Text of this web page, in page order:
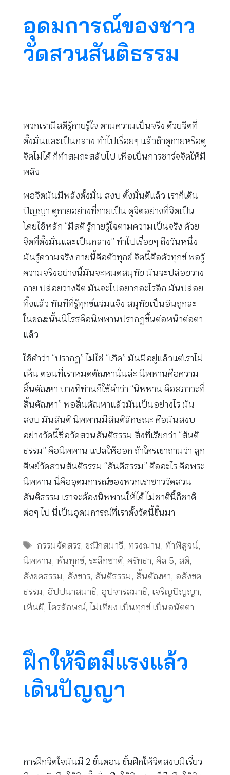
อุดมการณ์ของชาว
วัดสวนสันติธรรม
พวกเรามีสติรู้กายรู้ใจ ตามความเป็นจริง ด้วยจิตที่
ตั้งมั่นและเป็นกลาง ทำไปเรื่อยๆ แล้วถ้าดูกายหรือดู
จิตไม่ได้ ก็ทำสมถะสลับไป เพื่อเป็นการชาร์จจิตให้มี
พลัง
พอจิตมันมีพลังตั้งมั่น สงบ ตั้งมั่นดีแล้ว เราก็เดิน
ปัญญา ดูกายอย่างที่กายเป็น ดูจิตอย่างที่จิตเป็น
โดยใช้หลัก “มีสติ รู้กายรู้ใจตามความเป็นจริง ด้วย
จิตที่ตั้งมั่นและเป็นกลาง” ทำไปเรื่อยๆ ถึงวันหนึ่ง
มันรู้ความจริง กายนี้คือตัวทุกข์ จิตนี้คือตัวทุกข์ พอรู้
ความจริงอย่างนี้มันจะหมดสมุทัย มันจะปล่อยวาง
กาย ปล่อยวางจิต มันจะไปอยากอะไรอีก มันปล่อย
ทิ้งแล้ว ทันทีที่รู้ทุกข์แจ่มแจ้ง สมุทัยเป็นอันถูกละ
ในขณะนั้นนิโรธคือนิพพานปรากฏขึ้นต่อหน้าต่อตา
แล้ว
ใช้คำว่า “ปรากฏ” ไม่ใช่ “เกิด” มันมีอยู่แล้วแต่เราไม่
เห็น ตอนที่เราหมดตัณหานั่นล่ะ นิพพานคือความ
สิ้นตัณหา บางทีท่านก็ใช้คำว่า “นิพพาน คือสภาวะที่
สิ้นตัณหา” พอสิ้นตัณหาแล้วมันเป็นอย่างไร มัน
สงบ มันสันติ นิพพานมีสันติลักษณะ คือมันสงบ
อย่างวัดนี้ชื่อวัดสวนสันติธรรม สิ่งที่เรียกว่า “สันติ
ธรรม” คือนิพพาน แปลให้ออก ถ้าใครเขาถามว่า ลูก
ศิษย์วัดสวนสันติธรรม “สันติธรรม” คืออะไร คือพระ
นิพพาน นี่คืออุดมการณ์ของพวกเราชาววัดสวน
สันติธรรม เราจะต้องนิพพานให้ได้ ไม่ชาตินี้ก็ชาติ
ต่อๆ ไป นี่เป็นอุดมการณ์ที่เราตั้งวัดนี้ขึ้นมา
Tags
กรรมจัดสรร, ขณิกสมาธิ, ทรงฌาน, ท้าพิสูจน์,
นิพพาน, พ้นทุกข์, ระลึกชาติ, ศรัทธา, ศีล 5, สติ,
สังขตธรรม, สังขาร, สันติธรรม, สิ้นตัณหา, อสังขต
ธรรม, อัปปนาสมาธิ, อุปจารสมาธิ, เจริญปัญญา,
เห็นผี, ไตรลักษณ์, ไม่เที่ยง เป็นทุกข์ เป็นอนัตตา
ฝึกให้จิตมีแรงแล้ว
เดินปัญญา
การฝึกจิตใจมันมี 2 ขั้นตอน ขั้นฝึกให้จิตสงบมีเรี่ยว